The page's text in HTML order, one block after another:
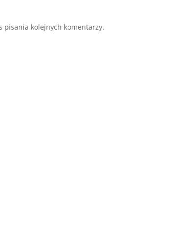
pisania kolejnych komentarzy.